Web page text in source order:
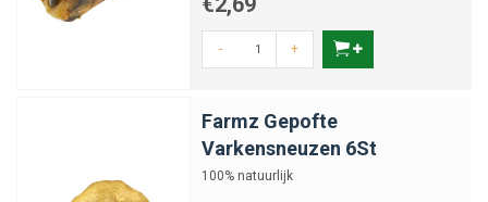
- +
Farmz Gepofte
Varkensneuzen 6St
100% natuurlijk